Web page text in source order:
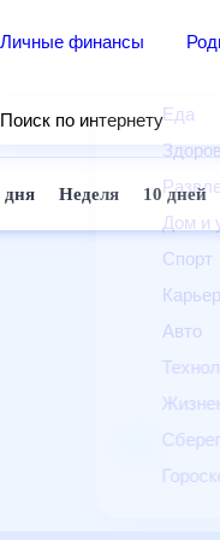
Личные финансы
Еда
Дом
Спорт
Авто
Поиск по интернету
3 дня Неделя 10